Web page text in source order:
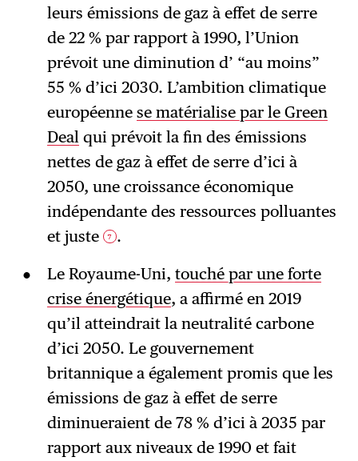
leurs émissions de gaz à effet de serre
de 22 % par rapport à 1990, l’Union
prévoit une diminution d’ “au moins”
55 % d’ici 2030. L’ambition climatique
européenne se matérialise par le Green
Deal qui prévoit la fin des émissions
nettes de gaz à effet de serre d’ici à
2050, une croissance économique
indépendante des ressources polluantes
et juste
7 .
Le Royaume-Uni, touché par une forte
crise énergétique, a affirmé en 2019
qu’il atteindrait la neutralité carbone
d’ici 2050. Le gouvernement
britannique a également promis que les
émissions de gaz à effet de serre
diminueraient de 78 % d’ici à 2035 par
rapport aux niveaux de 1990 et fait